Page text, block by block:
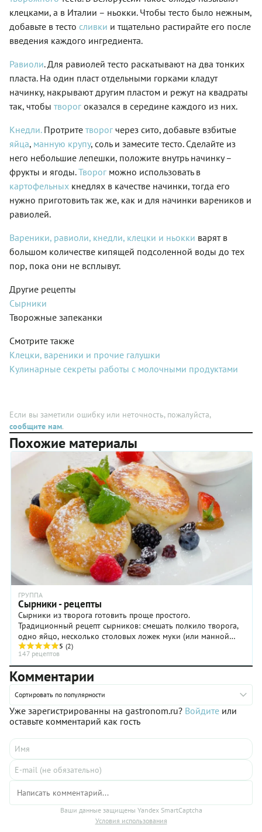
жирности —
как вам
захочется.
сыром —
робиолой
(robiola),
а также
репой
(rapa),
благодаря
которым
появилось
блюда.
Что
касается
равиоли,
наиболее
популярной
нам
очень
поэтому
рецепта.
клецками, а в Италии – ньокки. Чтобы тесто было нежным,
добавьте в тесто сливки и тщательно растирайте его после
введения каждого ингредиента.
Равиоли. Для равиолей тесто раскатывают на два тонких
пласта. На один пласт отдельными горками кладут
начинку, накрывают другим пластом и режут на квадраты
так, чтобы творог оказался в середине каждого из них.
Кнедли. Протрите творог через сито, добавьте взбитые
яйца, манную крупу, соль и замесите тесто. Сделайте из
него небольшие лепешки, положите внутрь начинку –
фрукты и ягоды.Творог можно использовать в
картофельных кнедлях в качестве начинки, тогда его
нужно приготовить так же, как и для начинки вареников и
равиолей.
Вареники, равиоли, кнедли, клецки и ньокки варят в
большом количестве кипящей подсоленной воды до тех
пор, пока они не всплывут.
Другие рецепты
Сырники
Творожные запеканки
Смотрите также
Клецки, вареники и прочие галушки
Кулинарные секреты работы с молочными продуктами
Если вы заметили ошибку или неточность, пожалуйста,
сообщите нам.
Похожие материалы
ГРУППА
Сырники - рецепты
Сырники из творога готовить проще простого.
Традиционный рецепт сырников: смешать полкило творога,
одно яйцо, несколько столовых ложек муки (или манной
крупы), две столовые ложки сахара, посолить, ...
5 (2)
147 рецептов
Комментарии
Сортировать по популярности
Уже зарегистрированны на gastronom.ru? Войдите или
оставьте комментарий как гость
Ваши данные защищены Yandex SmartCaptcha
Условия использования